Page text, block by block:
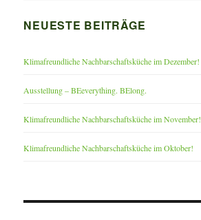
NEUESTE BEITRÄGE
Klimafreundliche Nachbarschaftsküche im Dezember!
Ausstellung – BEeverything. BElong.
Klimafreundliche Nachbarschaftsküche im November!
Klimafreundliche Nachbarschaftsküche im Oktober!